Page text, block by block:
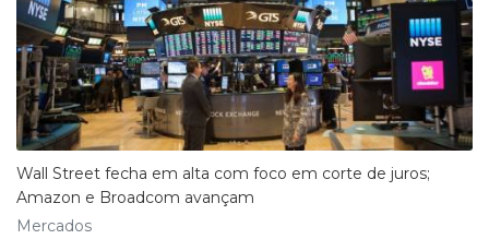
Wall Street fecha em alta com foco em corte de juros;
Amazon e Broadcom avançam
Mercados